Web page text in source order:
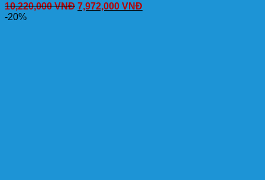
10,220,000VNĐ 7,972,000 VNĐ
-20%